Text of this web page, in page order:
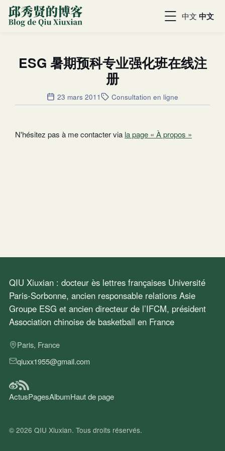
中文 中文
ESG 暑期预科专业强化班在线注
册
23 mars 2011 Consultation en ligne
N'hésitez pas à me contacter via la page « À propos »
QIU Xiuxian : docteur ès lettres françaises Université
Paris-Sorbonne, ancien responsable relations Asie
Groupe ESG et ancien directeur de l’IFCM, président
Association chinoise de basketball en France
Paris, France
qiuxx1955@gmail.com
ActusPagesAlbumHaut de page
© 2026 QIU Xiuxian. Tous droits réservés.